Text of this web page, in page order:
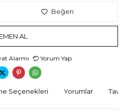
Beğen
AL
Alarmı Yorum Yap
Seçenekleri Yorumlar